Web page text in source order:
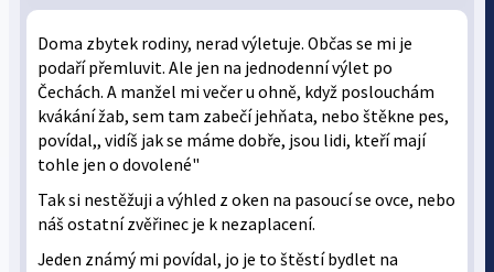
Doma zbytek rodiny, nerad výletuje. Občas se mi je
podaří přemluvit. Ale jen na jednodenní výlet po
Čechách. A manžel mi večer u ohně, když poslouchám
kvákání žab, sem tam zabečí jehňata, nebo štěkne pes,
povídal,, vidíš jak se máme dobře, jsou lidi, kteří mají
tohle jen o dovolené"
Tak si nestěžuji a výhled z oken na pasoucí se ovce, nebo
náš ostatní zvěřinec je k nezaplacení.
Jeden známý mi povídal, jo je to štěstí bydlet na